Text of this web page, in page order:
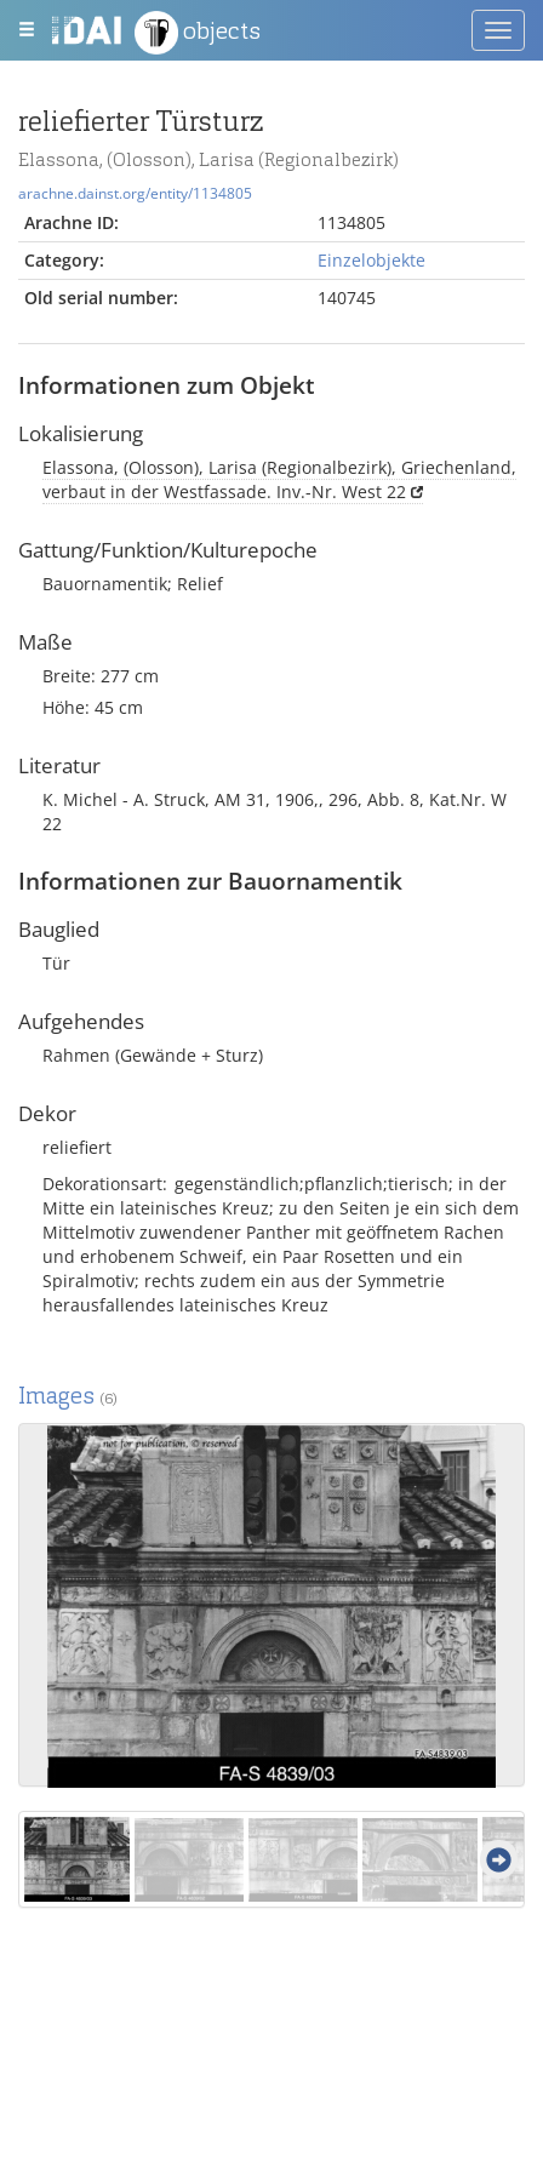
objects
reliefierter Türsturz
Elassona, (Olosson), Larisa (Regionalbezirk)
arachne.dainst.org/entity/1134805
Arachne ID:
1134805
Category:
Einzelobjekte
Old serial number:
140745
Informationen zum Objekt
Lokalisierung
Elassona, (Olosson), Larisa (Regionalbezirk), Griechenland,
verbaut in der Westfassade. Inv.-Nr. West 22
Gattung/Funktion/Kulturepoche
Bauornamentik; Relief
Maße
Breite: 277 cm
Höhe: 45 cm
Literatur
K. Michel - A. Struck, AM 31, 1906,, 296, Abb. 8, Kat.Nr. W
22
Informationen zur Bauornamentik
Bauglied
Tür
Aufgehendes
Rahmen (Gewände + Sturz)
Dekor
reliefiert
Dekorationsart gegenständlich;pflanzlich;tierisch; in der
Mitte ein lateinisches Kreuz; zu den Seiten je ein sich dem
Mittelmotiv zuwendener Panther mit geöffnetem Rachen
und erhobenem Schweif, ein Paar Rosetten und ein
Spiralmotiv; rechts zudem ein aus der Symmetrie
herausfallendes lateinisches Kreuz
Images (6)